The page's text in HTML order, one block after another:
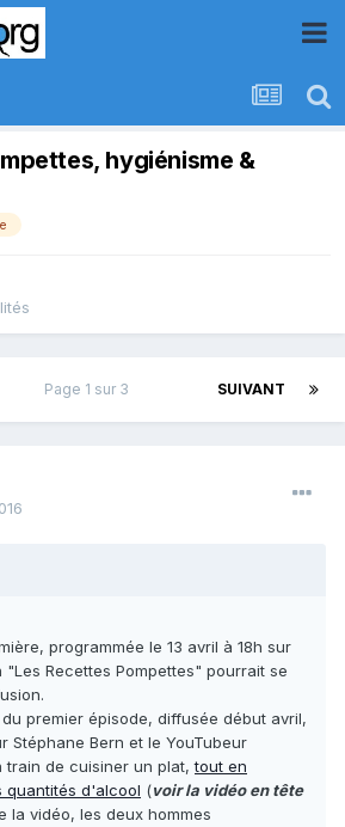
hygiénisme &
SUIVANT
Page 1 sur 3
programmée le 13 avril à 18h sur
"Les Recettes Pompettes" pourrait se
premier épisode, diffusée début avril,
Stéphane Bern et le YouTubeur
train de cuisiner un plat,tout en
quantités d'alcool (voir la vidéo en tête
la vidéo, les deux hommes